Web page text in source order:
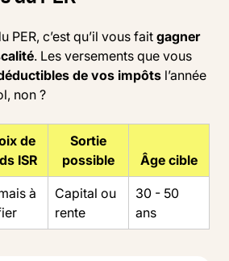
PER, c’est qu’il vous fait gagner
. Les versements que vous
de vos impôts l’année
non ?
de
ISR
Sortie
possible
Âge cible
à
Capital ou
rente
30 - 50
ans